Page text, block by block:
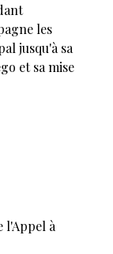
les
jusqu'à sa
et sa mise
l'Appel à